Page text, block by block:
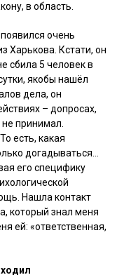
в область.
очень
Харькова. Кстати, он
сбила 5 человек в
якобы нашёл
дела, он
– допросах,
принимал.
есть, какая
догадываться…
его специфику
Нашла контакт
который знал меня
ей: «ответственная,